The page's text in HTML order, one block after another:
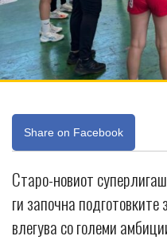
Share on Facebook
Старо-новиот
ги започна подготовките
влегува со големи